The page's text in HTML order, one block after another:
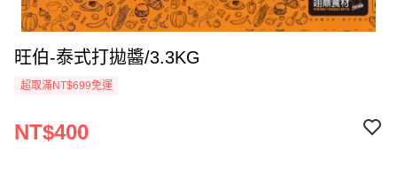
旺伯-泰式打拋醬/3.3KG
超取滿NT$699免運
NT$400